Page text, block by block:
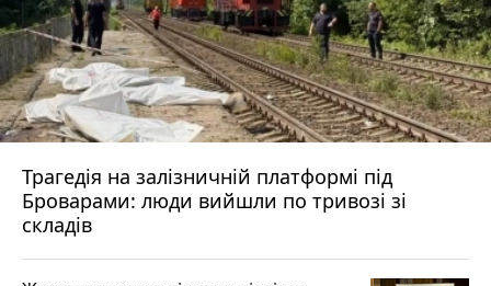
Трагедія на залізничній платформі під
Броварами: люди вийшли по тривозі зі
складів